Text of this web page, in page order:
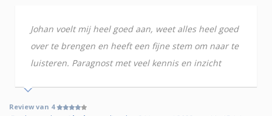
Johan voelt mij heel goed aan, weet alles heel goed
over te brengen en heeft een fijne stem om naar te
luisteren. Paragnost met veel kennis en inzicht
Review van 4